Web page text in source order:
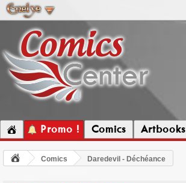
Promo ! Comics Artbooks
Comics Daredevil - Déchéance